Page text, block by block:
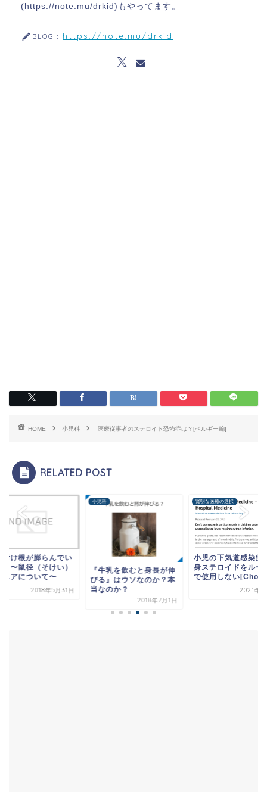
(https://note.mu/drkid)もやってます。
BLOG： https://note.mu/drkid
HOME 小児科 医療従事者のステロイド恐怖症は？[ベルギー編]
RELATED POST
付け根が膨らんでい
〜鼠径（そけい）
ニアについて〜
2018年5月31日
小児科
『牛乳を飲むと身長が伸
びる』はウソなのか？本
当なのか？
2018年7月1日
賢明な医療の選択
小児の下気道感染症
身ステロイドをルー
で使用しない
2021年3